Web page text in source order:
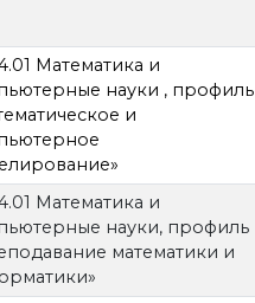
Математика и
науки , профиль
и
Математика и
науки, профиль
математики и